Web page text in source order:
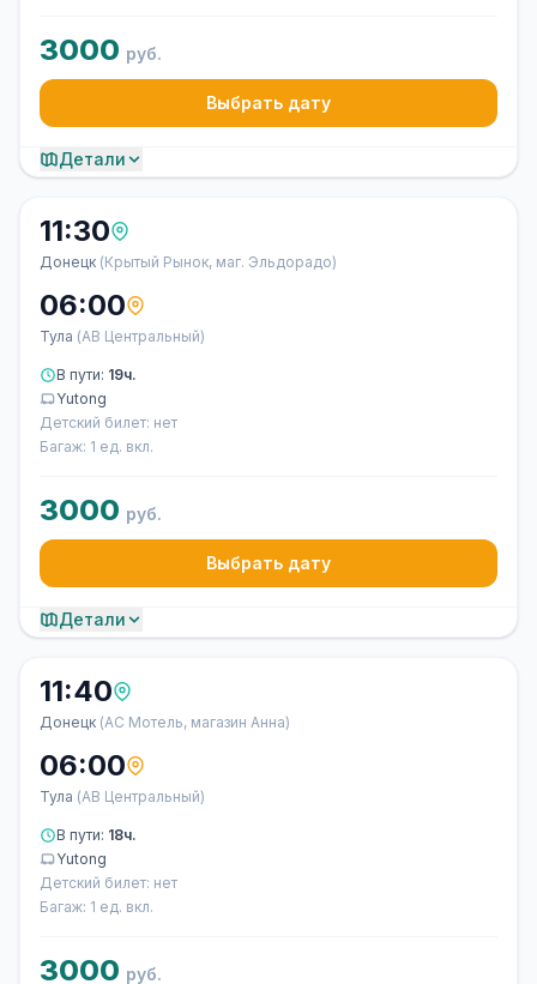
3000 руб.
Выбрать дату
Детали
11:30
Донецк (Крытый Рынок, маг. Эльдорадо)
06:00
Тула (АВ Центральный)
В пути: 19ч.
Yutong
Детский билет: нет
Багаж: 1 ед. вкл.
3000 руб.
Выбрать дату
Детали
11:40
Донецк (АС Мотель, магазин Анна)
06:00
Тула (АВ Центральный)
В пути: 18ч.
Yutong
Детский билет: нет
Багаж: 1 ед. вкл.
3000 руб.